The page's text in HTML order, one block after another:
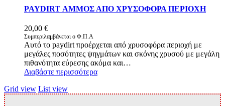
PAYDIRT ΑΜΜΟΣ ΑΠΟ ΧΡΥΣΟΦΟΡΑ ΠΕΡΙΟΧΗ
20,00 €
Συμπεριλαμβάνεται ο Φ.Π.Α
Αυτό το paydirt προέρχεται από χρυσοφόρα περιοχή με
μεγάλες ποσότητες ψηγμάτων και σκόνης χρυσού με μεγάλη
πιθανότητα εύρεσης ακόμα και…
Διαβάστε περισσότερα
Grid view List view